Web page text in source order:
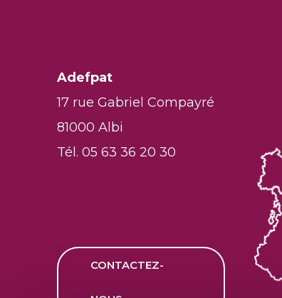
Adefpat
17 rue Gabriel Compayré
81000 Albi
Tél. 05 63 36 20 30
CONTACTEZ-